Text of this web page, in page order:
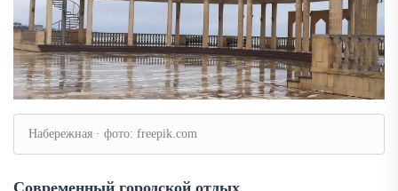
Набережная · фото: freepik.com